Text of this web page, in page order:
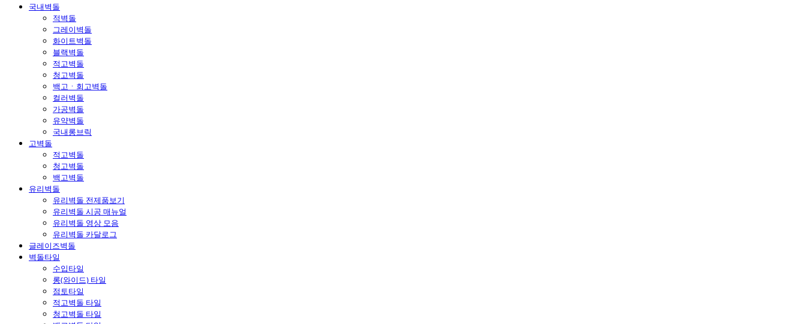
국내벽돌
적벽돌
그레이벽돌
화이트벽돌
블랙벽돌
적고벽돌
청고벽돌
백고ㆍ회고벽돌
컬러벽돌
가공벽돌
유약벽돌
국내롱브릭
고벽돌
적고벽돌
청고벽돌
백고벽돌
유리벽돌
유리벽돌 전제품보기
유리벽돌 시공 매뉴얼
유리벽돌 영상 모음
유리벽돌 카달로그
글레이즈벽돌
벽돌타일
수입타일
롱(와이드) 타일
점토타일
적고벽돌 타일
청고벽돌 타일